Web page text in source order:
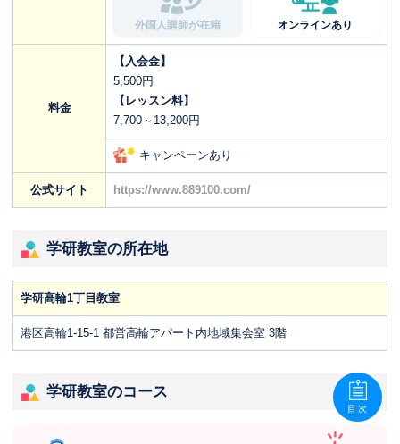
外国人講師が在籍 オンラインあり
料金
【入会金】
5,500円
【レッスン料】
7,700～13,200円
キャンペーンあり
公式サイト https://www.889100.com/
学研教室の所在地
学研高輪1丁目教室
港区高輪1-15-1 都営高輪アパート内地域集会室 3階
学研教室のコース
目次